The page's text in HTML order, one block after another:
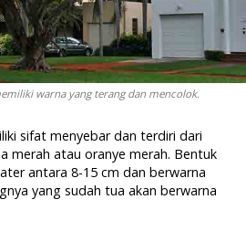
warna yang terang dan mencolok.
sifat menyebar dan terdiri dari
merah atau oranye merah. Bentuk
antara 8-15 cm dan berwarna
yang sudah tua akan berwarna